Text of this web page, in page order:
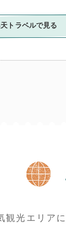
トラベルで見る
観光エリア